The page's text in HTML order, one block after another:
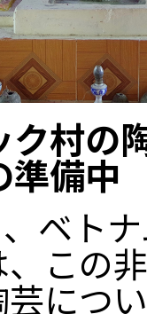
ク村の
準備中
ベト
、この
芸につ